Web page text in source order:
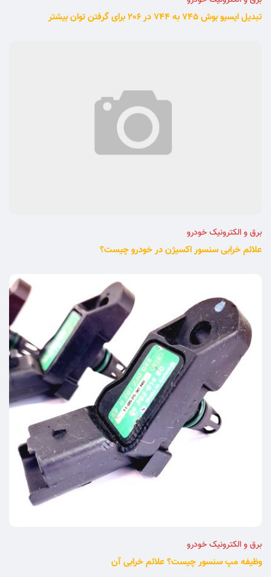
تبدیل ایسیو بوش 745 به 744 در 206 برای گرفتن توان بیشتر
برق و الکترونیک خودرو
علائم خرابی سنسور اکسیژن در خودرو چیست؟
برق و الکترونیک خودرو
وظیفه مپ سنسور چیست؟ علائم خرابی آن